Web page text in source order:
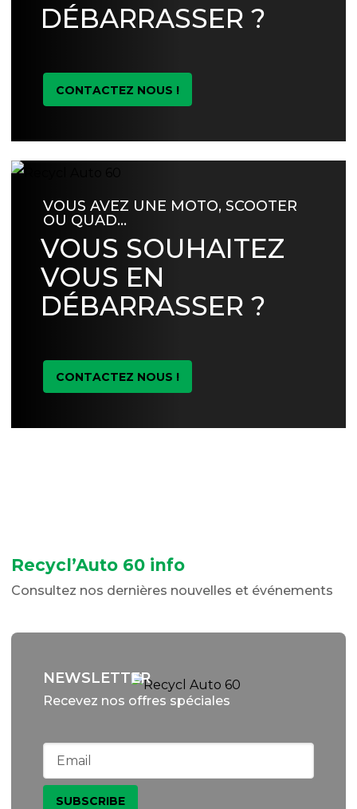
DÉBARRASSER ?
CONTACTEZ NOUS !
VOUS AVEZ UNE MOTO, SCOOTER
OU QUAD…
VOUS SOUHAITEZ
VOUS EN
DÉBARRASSER ?
CONTACTEZ NOUS !
Recycl’Auto 60 info
Consultez nos dernières nouvelles et événements
NEWSLETTER
Recevez nos offres spéciales